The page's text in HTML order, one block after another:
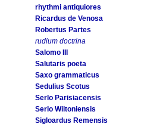
rhythmi antiquiores
Ricardus de Venosa
Robertus Partes
rudium doctrina
Salomo III
Salutaris poeta
Saxo grammaticus
Sedulius Scotus
Serlo Parisiacensis
Serlo Wiltoniensis
Sigloardus Remensis